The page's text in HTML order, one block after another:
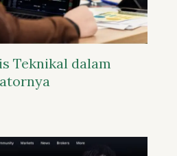
Teknikal dalam